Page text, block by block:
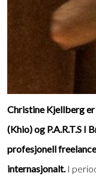
Christine Kjellberg
(Khio) og P.A.R.T.S I
profesjonell
internasjonalt. I